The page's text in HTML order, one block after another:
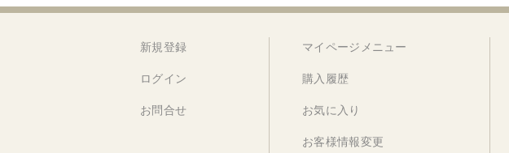
新規登録
ログイン
お問合せ
マイページメニュー
購入履歴
お気に入り
お客様情報変更